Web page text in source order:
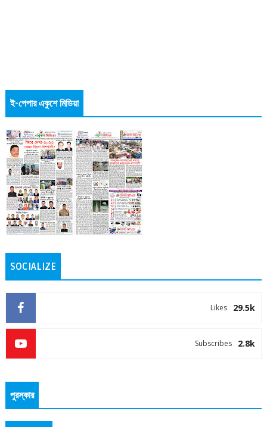
ই-পেপার একুশে মিডিয়া
SOCIALIZE
29.5k
Likes
2.8k
Subscribes
পুরস্কার